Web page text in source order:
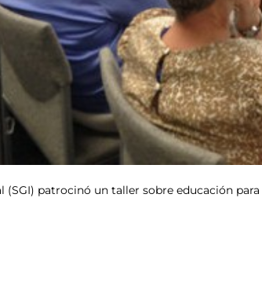
(SGI) patrocinó un taller sobre educación